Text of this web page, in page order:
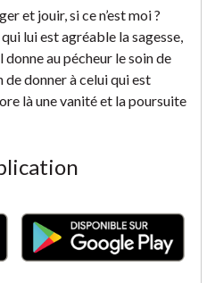
et jouir, si ce n’est moi ?
lui est agréable la sagesse,
donne au pécheur le soin de
de donner à celui qui est
là une vanité et la poursuite